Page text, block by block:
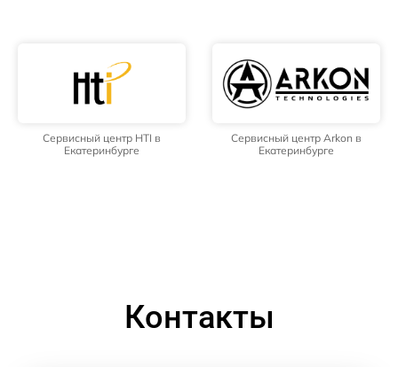
Сервисный центр HTI в
Екатеринбурге
Сервисный центр Arkon в
Екатеринбурге
Контакты